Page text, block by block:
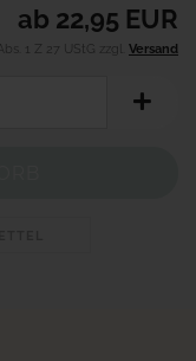
ab 22,95 EUR
1 Z 27 UStG zzgl. Versand